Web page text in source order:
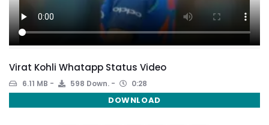
Virat Kohli Whatapp Status Video
6.11 MB 598 Down. 0:28
DOWNLOAD